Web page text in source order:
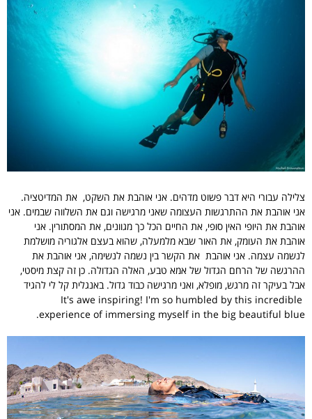
צלילה עבורי היא דבר פשוט מדהים. אני אוהבת את השקט, את המדיטציה.
אני אוהבת את ההתרגשות העצומה שאני מרגישה וגם את השלווה שבמים. אני
אוהבת את היופי האין סופי, את החיים הכל כך מגוונים, את המסתורין. אני
אוהבת את העומק, את האור שבא מלמעלה, שהוא בעצם אלגוריה מושלמת
לנשמה עצמה. אני אוהבת את הקשר בין נשמה לנשימה, אני אוהבת את
ההרגשה של הרחם הגדול של אמא טבע, האלה הגדולה. כן זה קצת מיסטי,
אבל בעיקר זה מרגש, מופלא, ואני מרגישה כבוד גדול. באנגלית קל לי להגיד
It's awe inspiring! I'm so humbled by this incredible
experience of immersing myself in the big beautiful blue.